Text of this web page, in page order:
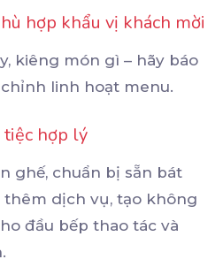
hợp khẩu vị khách mời
kiêng món gì – hãy báo
linh hoạt menu.
hợp lý
ghế, chuẩn bị sẵn bát
dịch vụ, tạo không
đầu bếp thao tác và